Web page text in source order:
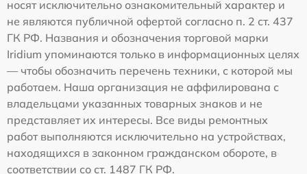
носят исключительно ознакомительный характер и
не являются публичной офертой согласно п. 2 ст. 437
ГК РФ. Названия и обозначения торговой марки
Iridium упоминаются только в информационных целях
— чтобы обозначить перечень техники, с которой мы
работаем. Наша организация не аффилирована с
владельцами указанных товарных знаков и не
представляет их интересы. Все виды ремонтных
работ выполняются исключительно на устройствах,
находящихся в законном гражданском обороте, в
соответствии со ст. 1487 ГК РФ.